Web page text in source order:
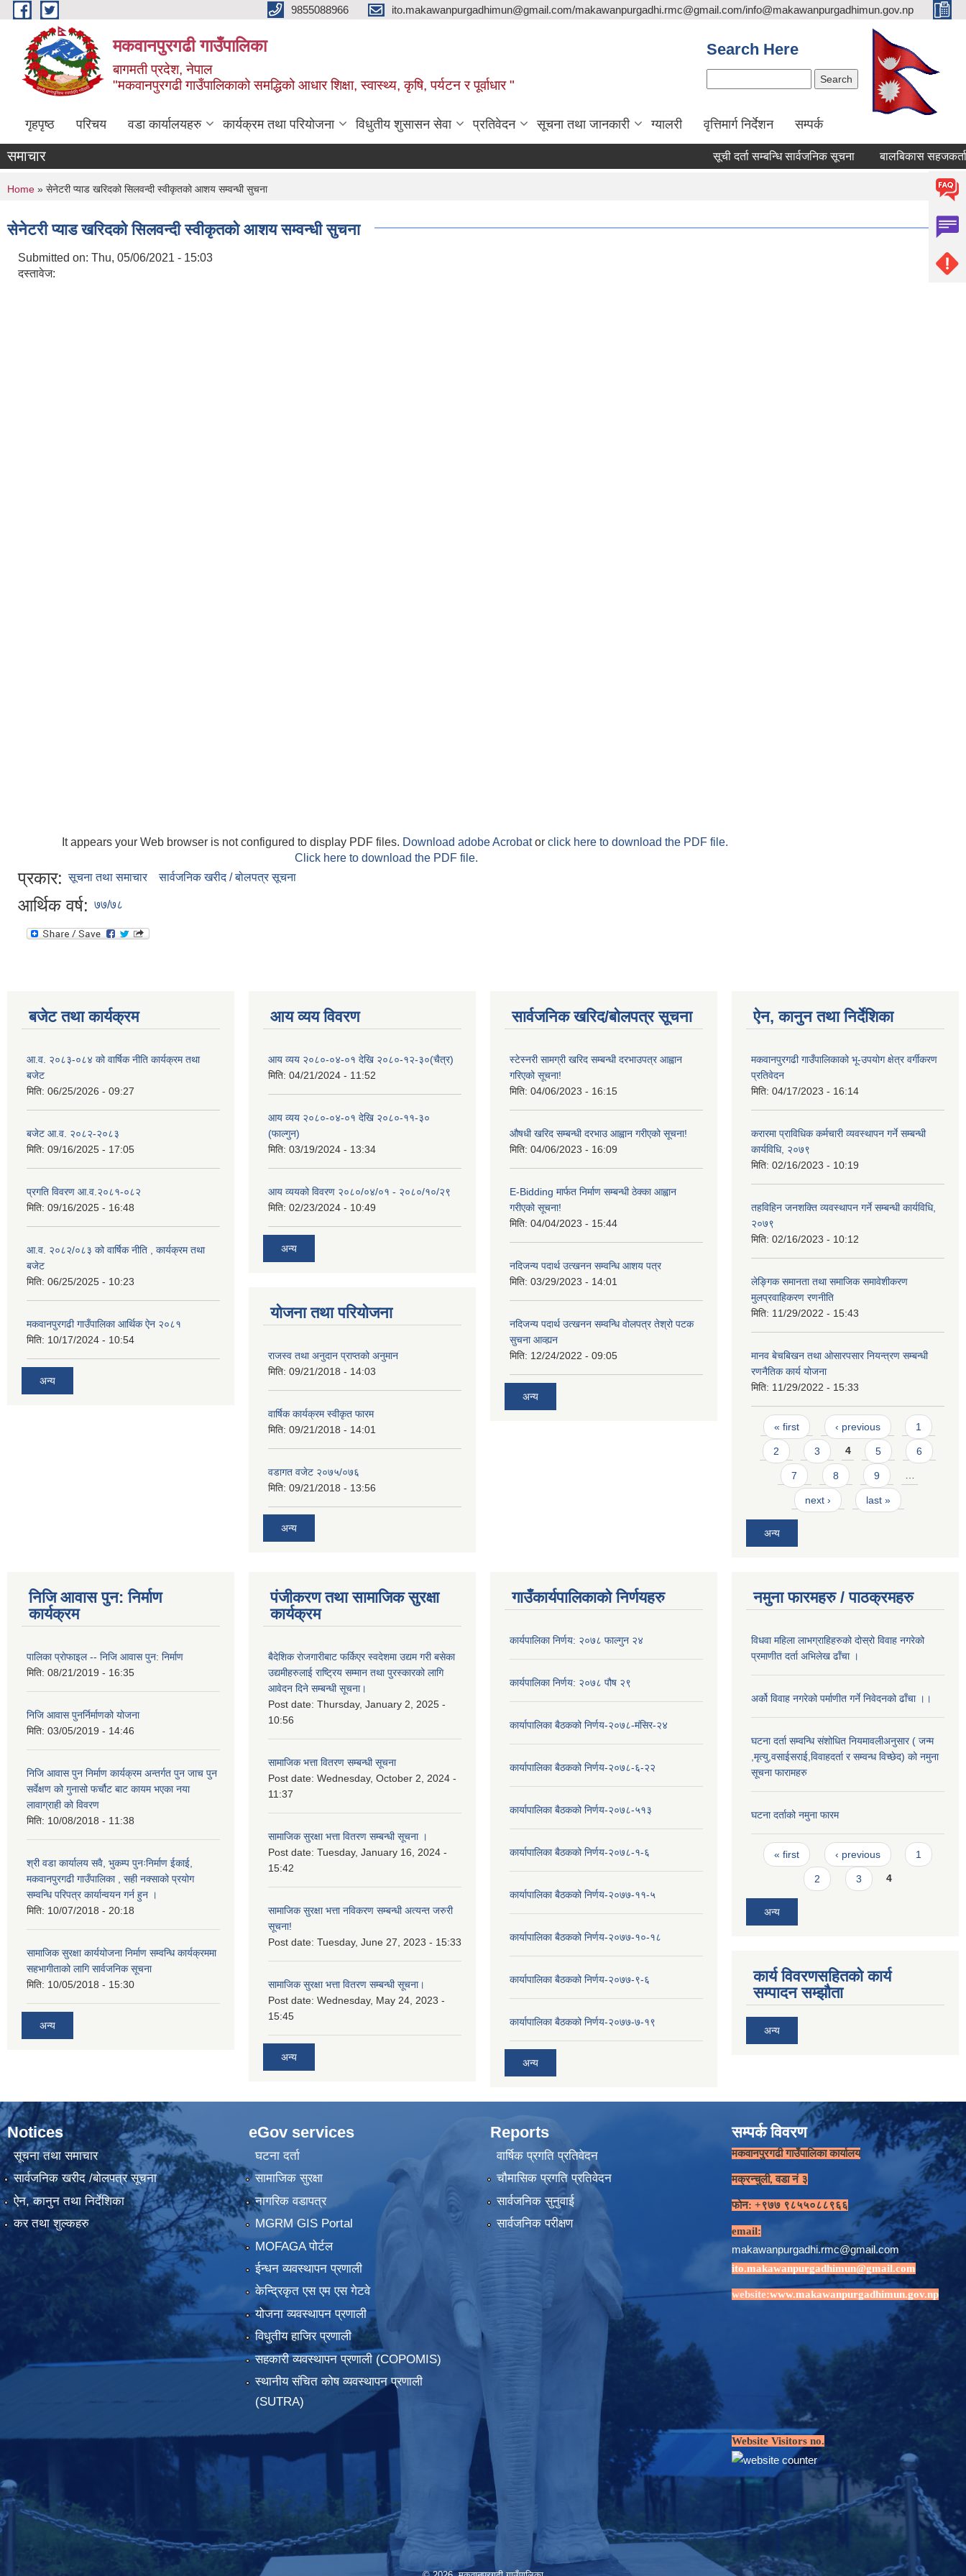
Skip to main content 9855088966 ito.makawanpurgadhimun@gmail.com/makawanpurgadhi.rmc@gmail.com/info@makawanpurgadhimun.gov.np
मकवानपुरगढी गाउँपालिका
बागमती प्रदेश, नेपाल
"मकवानपुरगढी गाउँपालिकाको समद्धिको आधार शिक्षा, स्‍वास्‍थ्‍य, कृषि, पर्यटन र पूर्वाधार "
Search Here
गृहपृष्ठ परिचय वडा कार्यालयहरु कार्यक्रम तथा परियोजना विधुतीय शुसासन सेवा प्रतिवेदन सूचना तथा जानकारी ग्यालरी वृत्तिमार्ग निर्देशन सम्पर्क
समाचार सूची दर्ता सम्बन्धि सार्वजनिक सूचना बालबिकास सहजकर्ता
You are here
Home » सेनेटरी प्याड खरिदको सिलवन्दी स्वीकृतको आशय सम्वन्धी सुचना
सेनेटरी प्याड खरिदको सिलवन्दी स्वीकृतको आशय सम्वन्धी सुचना
Submitted on: Thu, 05/06/2021 - 15:03
दस्तावेज:
It appears your Web browser is not configured to display PDF files. Download adobe Acrobator click here to download the PDF file.
Click here to download the PDF file.
प्रकार: सूचना तथा समाचार सार्वजनिक खरीद / बोलपत्र सूचना
आर्थिक वर्ष: ७७/७८
बजेट तथा कार्यक्रम
आ.व. २०८३-०८४ को वार्षिक नीति कार्यक्रम तथा
बजेट
मिति: 06/25/2026 - 09:27
बजेट आ.व. २०८२-२०८३
मिति: 09/16/2025 - 17:05
प्रगति विवरण आ.व.२०८१-०८२
मिति: 09/16/2025 - 16:48
आ.व. २०८२/०८३ को वार्षिक नीति , कार्यक्रम तथा
बजेट
मिति: 06/25/2025 - 10:23
मकवानपुरगढी गाउँपालिका आर्थिक ‌‌‌ऐन २०८१
मिति: 10/17/2024 - 10:54
अन्य
आय व्यय विवरण
आय व्यय २०८०-०४-०१ देखि २०८०-१२-३०(चैत्र)
मिति: 04/21/2024 - 11:52
आय व्यय २०८०-०४-०१ देखि २०८०-११-३०
(फाल्गुन)
मिति: 03/19/2024 - 13:34
आय व्ययको विवरण २०८०/०४/०१ - २०८०/१०/२९
मिति: 02/23/2024 - 10:49
अन्य
योजना तथा परियोजना
राजस्व तथा अनुदान प्राप्तको अनुमान
मिति: 09/21/2018 - 14:03
वार्षिक कार्यक्रम स्वीकृत फारम
मिति: 09/21/2018 - 14:01
वडागत वजेट २०७५/०७६
मिति: 09/21/2018 - 13:56
अन्य
सार्वजनिक खरिद/बोलपत्र सूचना
स्टेस्नरी सामग्री खरिद सम्बन्धी दरभाउपत्र आह्वान
गरिएको सूचना!
मिति: 04/06/2023 - 16:15
औषधी खरिद सम्बन्धी दरभाउ आह्वान गरीएको सूचना!
मिति: 04/06/2023 - 16:09
E-Bidding मार्फत निर्माण सम्बन्धी ठेक्का आह्वान
गरीएको सूचना!
मिति: 04/04/2023 - 15:44
नदिजन्य पदार्थ उत्खनन सम्वन्धि आशय पत्र
मिति: 03/29/2023 - 14:01
नदिजन्य पदार्थ उत्खनन सम्वन्धि वोलपत्र तेश्रो पटक
सुचना आव्ह्यन
मिति: 12/24/2022 - 09:05
अन्य
ऐन, कानुन तथा निर्देशिका
मकवानपुरगढी गाउँपालिकाको भू-उपयोग क्षेत्र वर्गीकरण
प्रतिवेदन
मिति: 04/17/2023 - 16:14
करारमा प्राविधिक कर्मचारी व्यवस्थापन गर्ने सम्बन्धी
कार्यविधि, २०७९
मिति: 02/16/2023 - 10:19
तहविहिन जनशक्ति व्यवस्थापन गर्ने सम्बन्धी कार्यविधि,
२०७९
मिति: 02/16/2023 - 10:12
लेङ्गिक समानता तथा समाजिक समावेशीकरण
मुलप्रवाहिकरण रणनीति
मिति: 11/29/2022 - 15:43
मानव बेचबिखन तथा ओसारपसार नियन्त्रण सम्बन्धी
रणनैतिक कार्य योजना
मिति: 11/29/2022 - 15:33
Pages
« first ‹ previous 1
2 3 4 5 6
7 8 9 …
next › last »
अन्य
निजि आवास पुन: निर्माण
कार्यक्रम
पालिका प्राेफाइल -- निजि आवास पुन: निर्माण
मिति: 08/21/2019 - 16:35
निजि आवास पुनर्निर्माणको योजना
मिति: 03/05/2019 - 14:46
निजि आवास पुन निर्माण कार्यक्रम अन्तर्गत पुन जाच पुन
सर्वेक्षण को गुनासो फर्चौट बाट कायम भएका नया
लावाग्राही को विवरण
मिति: 10/08/2018 - 11:38
श्री वडा कार्यालय सवै, भुकम्प पुनःनिर्माण ईकाई,
मकवानपुरगढी गाउँपालिका , सही नक्साको प्रयोग
सम्वन्धि परिपत्र कार्यान्वयन गर्न हुन ।
मिति: 10/07/2018 - 20:18
सामाजिक सुरक्षा कार्ययोजना निर्माण सम्वन्धि कार्यक्रममा
सहभागीताको लागि सार्वजनिक सूचना
मिति: 10/05/2018 - 15:30
अन्य
पंजीकरण तथा सामाजिक सुरक्षा
कार्यक्रम
बैदेशिक रोजगारीबाट फर्किएर स्वदेशमा उद्यम गरी बसेका
उद्यमीहरुलाई राष्‍ट्रिय सम्मान तथा पुरस्कारको लागि
आवेदन दिने सम्बन्धी सूचना।
Post date: Thursday, January 2, 2025 -
10:56
सामाजिक भत्ता वितरण सम्बन्धी सूचना
Post date: Wednesday, October 2, 2024 -
11:37
सामाजिक सुरक्षा भत्ता वितरण सम्बन्धी सूचना ।
Post date: Tuesday, January 16, 2024 -
15:42
सामाजिक सुरक्षा भत्ता नविकरण सम्बन्धी अत्यन्त जरुरी
सूचना!
Post date: Tuesday, June 27, 2023 - 15:33
सामाजिक सुरक्षा भत्ता वितरण सम्बन्धी सूचना।
Post date: Wednesday, May 24, 2023 -
15:45
अन्य
गाउँकार्यपालिकाको निर्णयहरु
कार्यपालिका निर्णय: २०७८ फाल्गुन २४
कार्यपालिका निर्णय: २०७८ पौष २९
कार्यापालिका बैठकको निर्णय-२०७८-मंसिर-२४
कार्यापालिका बैठकको निर्णय-२०७८-६-२२
कार्यापालिका बैठकको निर्णय-२०७८-५१३
कार्यापालिका बैठकको निर्णय-२०७८-१-६
कार्यापालिका बैठकको निर्णय-२०७७-११-५
कार्यापालिका बैठकको निर्णय-२०७७-१०-१८
कार्यापालिका बैठकको निर्णय-२०७७-९-६
कार्यापालिका बैठकको निर्णय-२०७७-७-१९
अन्य
नमुना फारमहरु / पाठक्रमहरु
विधवा महिला लाभग्राहिहरुको दोस्रो विवाह नगरेको
प्रमाणीत दर्ता अभिलेख ढाँचा ।
अर्को विवाह नगरेको पर्माणीत गर्ने निवेदनको ढाँचा ।।
घटना दर्ता सम्वन्धि संशोधित नियमावलीअनुसार ( जन्म
,मृत्यु,वसाईसराई,विवाहदर्ता र सम्वन्ध विच्छेद) को नमुना
सूचना फारामहरु
घटना दर्ताको नमुना फारम
Pages
« first ‹ previous 1
2 3 4
अन्य
कार्य विवरणसहितको कार्य
सम्पादन सम्झौता
अन्य
Notices
सूचना तथा समाचार
सार्वजनिक खरीद /बोलपत्र सूचना
ऐन, कानुन तथा निर्देशिका
कर तथा शुल्कहरु
eGov services
घटना दर्ता
सामाजिक सुरक्षा
नागरिक वडापत्र
MGRM GIS Portal
MOFAGA पोर्टल
ईन्धन व्यवस्थापन प्रणाली
केन्द्रिकृत एस एम एस गेटवे
योजना व्यवस्थापन प्रणाली
विधुतीय हाजिर प्रणाली
सहकारी व्यवस्थापन प्रणाली (COPOMIS)
स्थानीय संचित कोष व्यवस्थापन प्रणाली
(SUTRA)
Reports
वार्षिक प्रगति प्रतिवेदन
चौमासिक प्रगति प्रतिवेदन
सार्वजनिक सुनुवाई
सार्वजनिक परीक्षण
सम्पर्क विवरण
मकवानपुरगढी गाउँपालिका कार्यालय
मक्रन्चुली, वडा नं ३
फोन: +९७७ ९८५५०८८९६६
email:
makawanpurgadhi.rmc@gmail.com
ito.makawanpurgadhimun@gmail.com
website:www.makawanpurgadhimun.gov.np
Website Visitors no.